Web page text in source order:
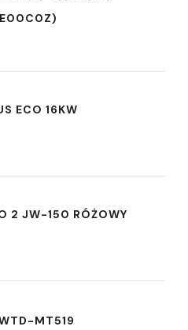
ECO 16KW
2 JW-150 RÓŻOWY
MT519